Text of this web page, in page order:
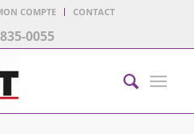
COMPTE CONTACT
0055